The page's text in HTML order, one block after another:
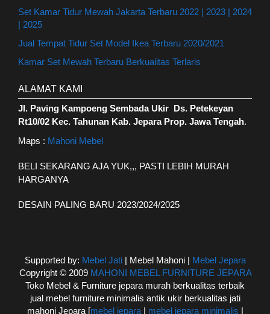
Set Kamar Tidur Mewah Jakarta Terbaru 2022 | 2023 | 2024
| 2025
Jual Tempat Tidur Set Model Ikea Terbaru 2020/2021
Kamar Set Mewah Terbaru Berkualitas Terlaris
ALAMAT KAMI
Jl. Paving Kampoeng Sembada Ukir Ds. Petekeyan
Rt10/02 Kec. Tahunan Kab. Jepara Prop. Jawa Tengah.
Maps : Mahoni Mebel
BELI SEKARANG AJA YUK,,, PASTI LEBIH MURAH
HARGANYA
DESAIN PALING BARU 2023/2024/2025
Supported by: Mebel Jati| Mebel Mahoni | Mebel Jepara
Copyright © 2009 MAHONI MEBEL FURNITURE JEPARA
Toko Mebel & Furniture jepara murah berkualitas terbaik
jual mebel furniture minimalis antik ukir berkualitas jati
mahoni Jepara [mebel jepara| mebel jepara minimalis |